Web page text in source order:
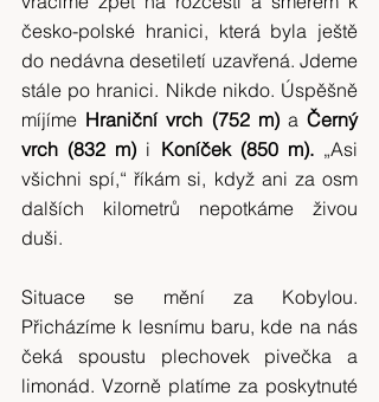
česko-polské hranici, která byla ještě
do nedávna desetiletí uzavřená. Jdeme
stále po hranici. Nikde nikdo. Úspěšně
míjíme Hraniční vrch (752 m) a Černý
vrch (832 m) i Koníček (850 m). „Asi
všichni spí,“ říkám si, když ani za osm
dalších kilometrů nepotkáme živou
duši.
Situace se mění za Kobylou.
Přicházíme k lesnímu baru, kde na nás
čeká spoustu plechovek pivečka a
limonád. Vzorně platíme za poskytnuté